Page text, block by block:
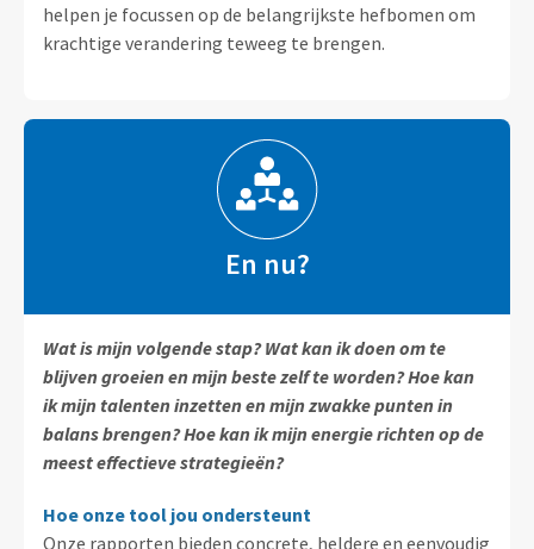
helpen je focussen op de belangrijkste hefbomen om
krachtige verandering teweeg te brengen.
En nu?
Wat is mijn volgende stap? Wat kan ik doen om te
blijven groeien en mijn beste zelf te worden? Hoe kan
ik mijn talenten inzetten en mijn zwakke punten in
balans brengen? Hoe kan ik mijn energie richten op de
meest effectieve strategieën?
Hoe onze tool jou ondersteunt
Onze rapporten bieden concrete, heldere en eenvoudig